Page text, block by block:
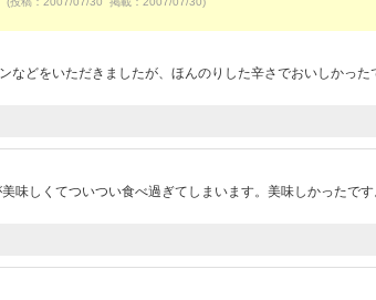
などをいただきましたが、ほんのりした辛さでおいしかった
しくてついつい食べ過ぎてしまいます。美味しかったです